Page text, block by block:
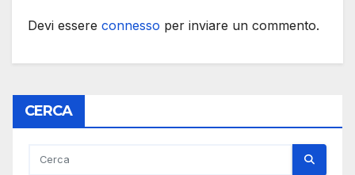
Devi essere connesso per inviare un commento.
CERCA